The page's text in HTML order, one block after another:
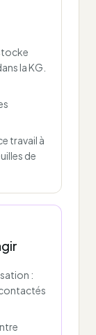
la KG.
travail à
de
: